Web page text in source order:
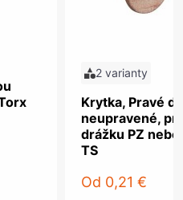
2 varianty
Krytka, Pravé
neupravené,
drážku PZ
TS
Od 0,21 €